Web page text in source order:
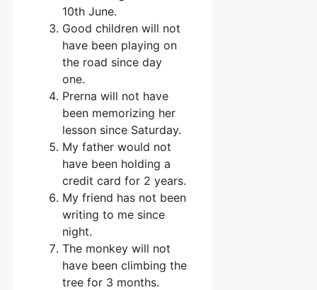
10th June.
Good children will not
have been playing on
the road since day
one.
Prerna will not have
been memorizing her
lesson since Saturday.
My father would not
have been holding a
credit card for 2 years.
My friend has not been
writing to me since
night.
The monkey will not
have been climbing the
tree for 3 months.